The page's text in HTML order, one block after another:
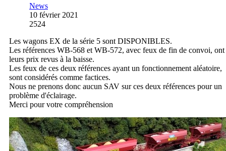
News
10 février 2021
2524
Les wagons EX de la série 5 sont DISPONIBLES.
Les références WB-568 et WB-572, avec feux de fin de convoi, ont
leurs prix revus à la baisse.
Les feux de ces deux références ayant un fonctionnement aléatoire,
sont considérés comme factices.
Nous ne prenons donc aucun SAV sur ces deux références pour un
problème d'éclairage.
Merci pour votre compréhension